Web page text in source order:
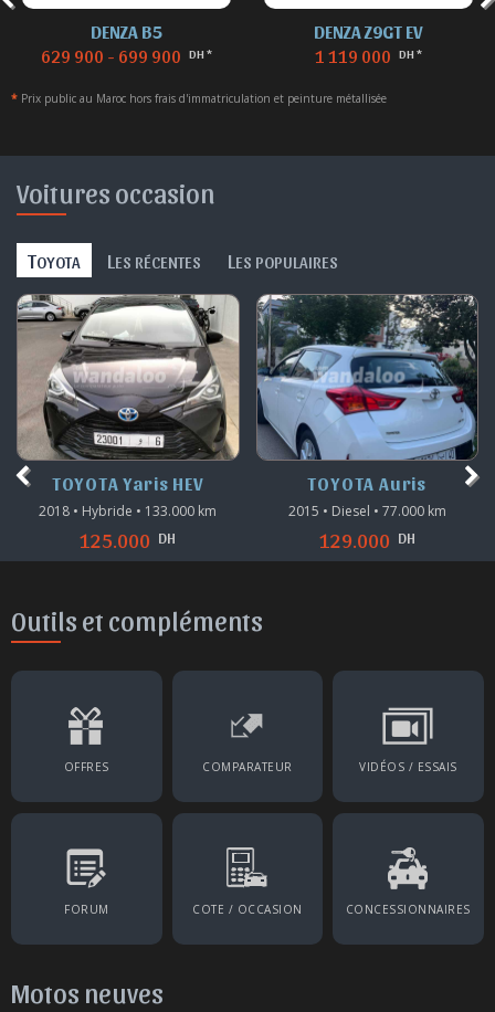
DENZA B5
629 900 - 699 900 DH *
DENZA Z9GT EV
1 119 000 DH *
* Prix public au Maroc hors frais d'immatriculation et peinture métallisée
Voitures occasion
TOYOTA L ES RÉCENTES L ES POPULAIRES
TOYOTA Yaris HEV
2018 • Hybride • 133.000 km
125.000 DH
TOYOTA Auris
2015 • Diesel • 77.000 km
129.000 DH
Outils et compléments
OFFRES COMPARATEUR VIDÉOS / ESSAIS
FORUM COTE / OCCASION CONCESSIONNAIRES
Motos neuves